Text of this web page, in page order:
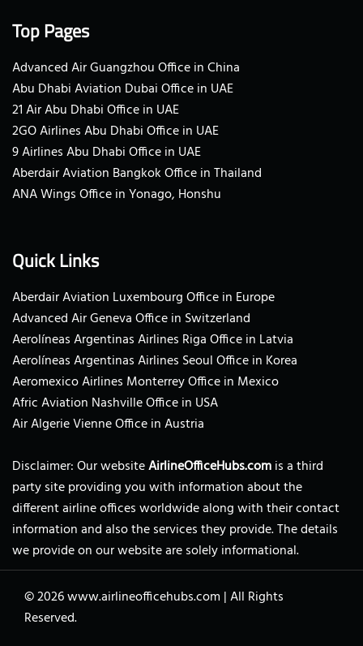
Top Pages
Advanced Air Guangzhou Office in China
Abu Dhabi Aviation Dubai Office in UAE
21 Air Abu Dhabi Office in UAE
2GO Airlines Abu Dhabi Office in UAE
9 Airlines Abu Dhabi Office in UAE
Aberdair Aviation Bangkok Office in Thailand
ANA Wings Office in Yonago, Honshu
Quick Links
Aberdair Aviation Luxembourg Office in Europe
Advanced Air Geneva Office in Switzerland
Aerolíneas Argentinas Airlines Riga Office in Latvia
Aerolíneas Argentinas Airlines Seoul Office in Korea
Aeromexico Airlines Monterrey Office in Mexico
Afric Aviation Nashville Office in USA
Air Algerie Vienne Office in Austria
Disclaimer: Our websiteAirlineOfficeHubs.comis a third
party site providing you with information about the
different airline offices worldwide along with their contact
information and also the services they provide. The details
we provide on our website are solely informational.
© 2026www.airlineofficehubs.com |All Rights
Reserved.